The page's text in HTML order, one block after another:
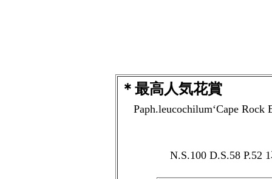
＊最高人気花賞
Paph.leucochilum‘Cape Rock
N.S.100 D.S.58 P.52